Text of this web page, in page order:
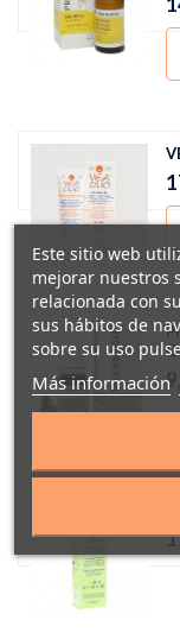
Este sitio web
mejorar nuestros
relacionada con
sus hábitos de
sobre su uso
Más información